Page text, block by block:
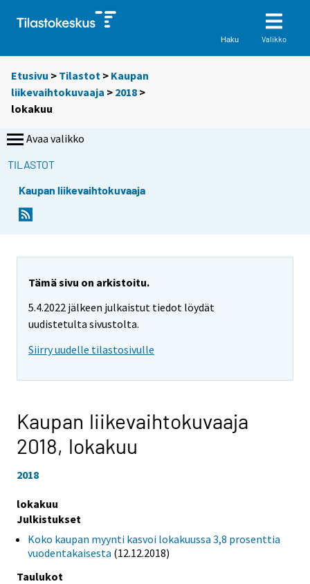
Haku Valikko
Etusivu > Tilastot > Kaupan
liikevaihtokuvaaja > 2018 >
lokakuu
Avaa valikko
TILASTOT
Kaupan liikevaihtokuvaaja
Tämä sivu on arkistoitu.
5.4.2022 jälkeen julkaistut tiedot löydät
uudistetulta sivustolta.
Siirry uudelle tilastosivulle
Kaupan liikevaihtokuvaaja
2018, lokakuu
2018
lokakuu
Julkistukset
Koko kaupan myynti kasvoi lokakuussa 3,8 prosenttia
vuodentakaisesta (12.12.2018)
Taulukot